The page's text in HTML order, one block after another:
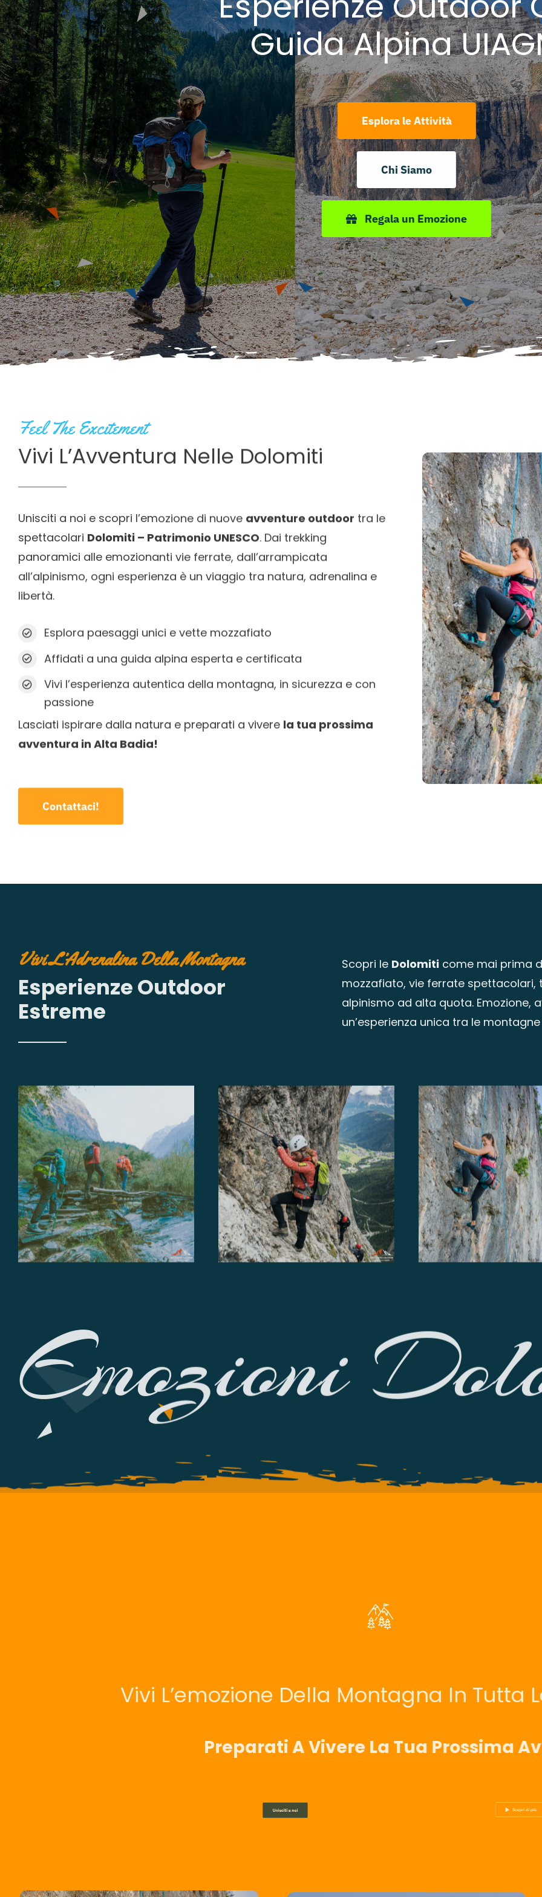
Guida Alpina
Esplora le Attività
Chi Siamo
Regala un Emozione
Feel The Excitement
Vivi L’Avventura Nelle Dolomiti
Unisciti a noi e scopri l’emozione di nuove avventure outdoor tra le
spettacolari Dolomiti – Patrimonio UNESCO. Dai trekking
panoramici alle emozionanti vie ferrate, dall’arrampicata
all’alpinismo, ogni esperienza è un viaggio tra natura, adrenalina e
libertà.
Esplora paesaggi unici e vette mozzafiato
Affidati a una guida alpina esperta e certificata
Vivi l’esperienza autentica della montagna, in sicurezza e con
passione
Lasciati ispirare dalla natura e preparati a vivere la tua prossima
avventura in Alta Badia!
Contattaci!
Vivi L’Adrenalina Della Montagna
Esperienze Outdoor
Estreme
Scopri le Dolomiticome mai prima
mozzafiato, vie ferrate spettacolari,
alpinismo ad alta quota. Emozione,
un’esperienza unica tra le
Ferrate Arrampicata
Emozioni
Vivi L’emozione Della Montagna In Tutta
Preparati A Vivere La Tua Prossima
Scopri di più